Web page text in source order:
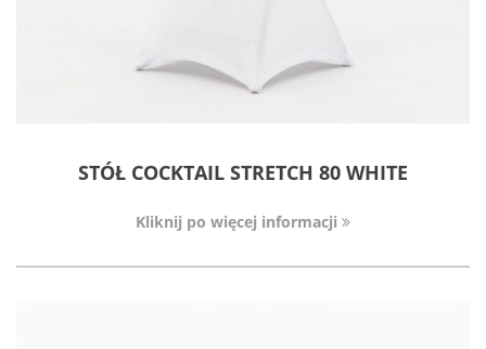
STÓŁ COCKTAIL STRETCH 80 WHITE
Kliknij po więcej informacji